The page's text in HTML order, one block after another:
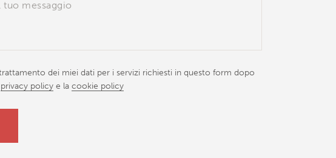
dei miei dati per i servizi richiesti in questo form dopo
privacy policy e lacookie policy